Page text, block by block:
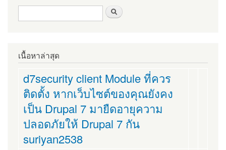
ฟอร์มค้นหา
เนื้อหาล่าสุด
d7security client Module ที่ควร
ติดตั้ง หากเว็บไซต์ของคุณยังคง
เป็น Drupal 7 มายืดอายุความ
ปลอดภัยให้ Drupal 7 กัน
suriyan2538